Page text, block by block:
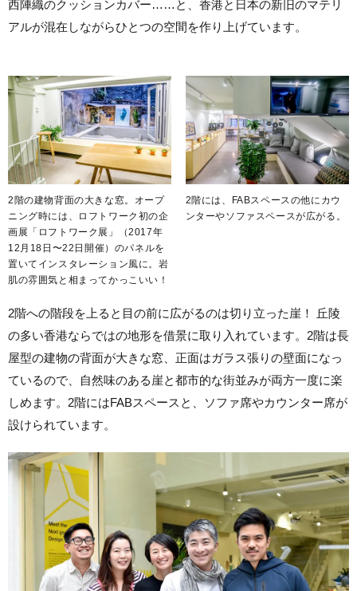
西陣織のクッションカバー……と、香港と日本の新旧のマテリ
アルが混在しながらひとつの空間を作り上げています。
2階の建物背面の大きな窓。オープ
ニング時には、ロフトワーク初の企
画展「ロフトワーク展」（2017年
12月18日〜22日開催）のパネルを
置いてインスタレーション風に。岩
肌の雰囲気と相まってかっこいい！
2階には、FABスペースの他にカウ
ンターやソファスペースが広がる。
2階への階段を上ると目の前に広がるのは切り立った崖！ 丘陵
の多い香港ならではの地形を借景に取り入れています。2階は長
屋型の建物の背面が大きな窓、正面はガラス張りの壁面になっ
ているので、自然味のある崖と都市的な街並みが両方一度に楽
しめます。2階にはFABスペースと、ソファ席やカウンター席が
設けられています。